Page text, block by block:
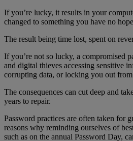
If you’re lucky, it results in your
changed to something you have no
The result being time lost, spent on
If you’re not so lucky, a compromised
and digital thieves accessing sensitive
corrupting data, or locking you out
The consequences can cut deep and
years to repair.
Password practices are often taken for
reasons why reminding ourselves of
such as on the annual Password Day,